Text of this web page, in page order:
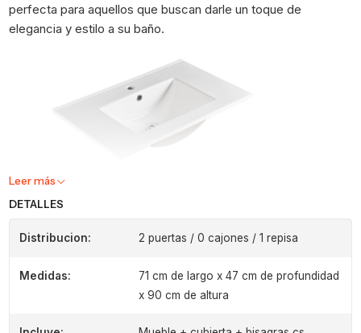
perfecta para aquellos que buscan darle un toque de
elegancia y estilo a su baño.
Leer más
DETALLES
Distribucion: 2 puertas / 0 cajones / 1 repisa
Medidas:
71 cm de largo x 47 cm de profundidad
x 90 cm de altura